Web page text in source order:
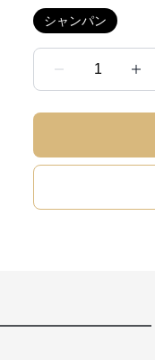
シャンパン
1